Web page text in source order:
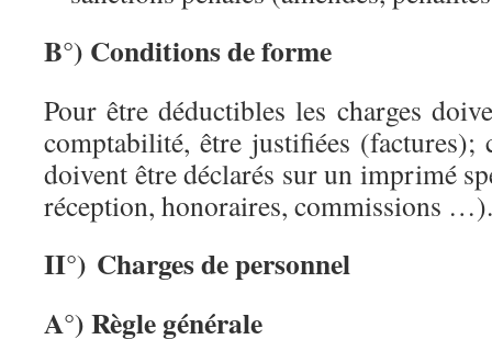
B°) Conditions de forme
Pour être déductibles les charges
comptabilité, être justifiées (factures);
doivent être déclarés sur un imprimé
réception, honoraires, commissions …).
II°) Charges de personnel
A°) Règle générale